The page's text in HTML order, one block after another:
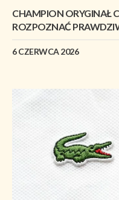
CHAMPION ORYGINAŁ
ROZPOZNAĆ
6 CZERWCA 2026